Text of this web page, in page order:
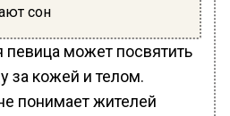
сон
может посвятить
за кожей и телом.
понимает жителей